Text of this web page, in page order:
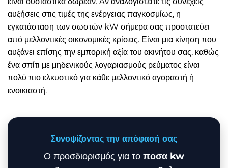
αυξήσεις στις τιμές της ενέργειας παγκοσμίως, η
εγκατάσταση των σωστών kW σήμερα σας προστατεύει
από μελλοντικές οικονομικές κρίσεις. Είναι μια κίνηση που
αυξάνει επίσης την εμπορική αξία του ακινήτου σας, καθώς
ένα σπίτι με μηδενικούς λογαριασμούς ρεύματος είναι
πολύ πιο ελκυστικό για κάθε μελλοντικό αγοραστή ή
ενοικιαστή.
Συνοψίζοντας την απόφασή σας
Ο προσδιορισμός για το ποσα kw